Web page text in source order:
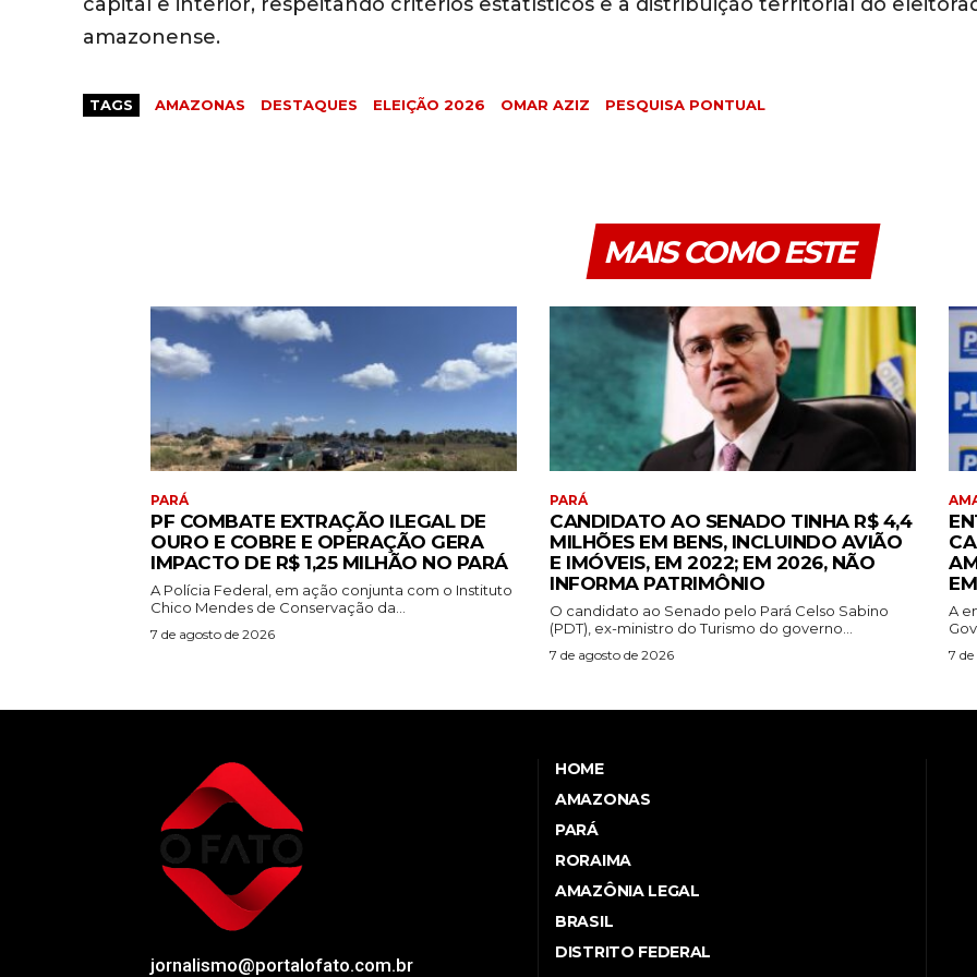
amazonense.
TAGS AMAZONAS DESTAQUES ELEIÇÃO 2026 OMAR AZIZ PESQUISA PONTUAL
MAIS COMO ESTE
PARÁ
PF COMBATE EXTRAÇÃO ILEGAL DE
OURO E COBRE E OPERAÇÃO GERA
IMPACTO DE R$ 1,25 MILHÃO NO PARÁ
A Polícia Federal, em ação conjunta com o Instituto
Chico Mendes de Conservação da...
7 de agosto de 2026
PARÁ
CANDIDATO AO SENADO TINHA R$ 4,4
MILHÕES EM BENS, INCLUINDO AVIÃO
E IMÓVEIS, EM 2022; EM 2026, NÃO
INFORMA PATRIMÔNIO
O candidato ao Senado pelo Pará Celso Sabino
(PDT), ex-ministro do Turismo do governo...
7 de agosto de 2026
A
7
jornalismo@portalofato.com.br
HOME
AMAZONAS
PARÁ
RORAIMA
AMAZÔNIA LEGAL
BRASIL
DISTRITO FEDERAL